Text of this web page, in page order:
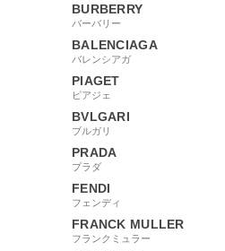
BURBERRY
バーバリー
BALENCIAGA
バレンシアガ
PIAGET
ピアジェ
BVLGARI
ブルガリ
PRADA
プラダ
FENDI
フェンディ
FRANCK MULLER
フランクミュラー